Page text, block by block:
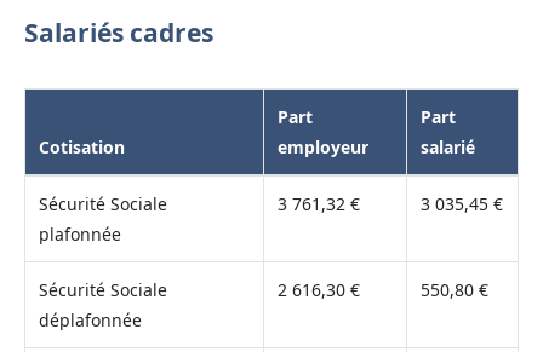
Salariés cadres
Cotisation
Part
employeur
Part
salarié
Sécurité Sociale
plafonnée
3 761,32 € 3 035,45 €
Sécurité Sociale
déplafonnée
2 616,30 € 550,80 €